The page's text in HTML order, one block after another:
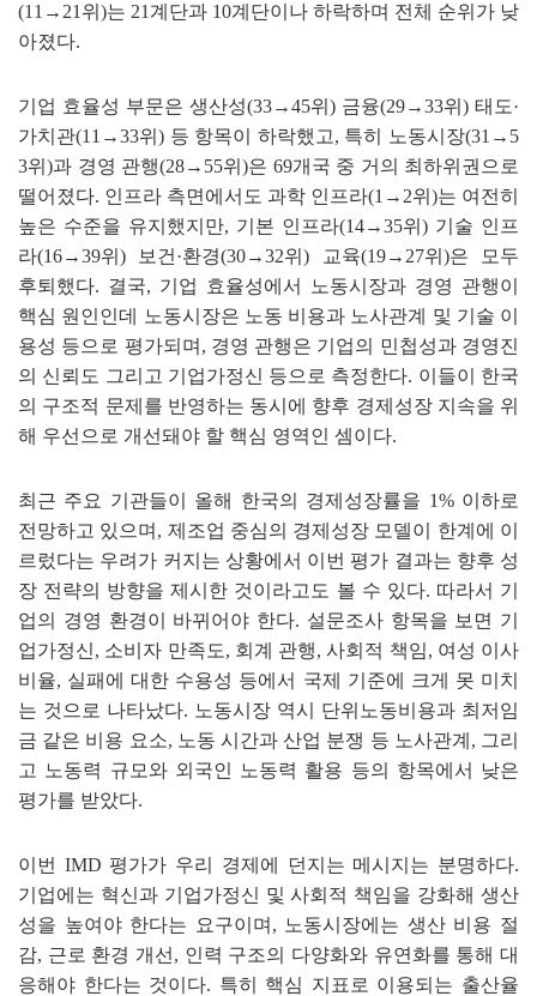
(11 → 21 위 )는 21 계단과 10계단이나 하락하며 전체 순위가 낮
아졌다.
기업 효율성 부문은 생산성(33→45위 ) 금융(29→33위 ) 태도·
가치관(11 →33위 ) 등 항목이 하락했고, 특히 노동시장(31 → 5
3위 )과 경영 관행(28→ 55위 )은 69개국 중 거의 최하위권으로
떨어졌다. 인프라 측면에서도 과학 인프라(1 → 2위 )는 여전히
높은 수준을 유지했지만, 기본 인프라(14→35위 ) 기술 인프
라(16→39위 ) 보건 ·환경(30→32위) 교육(19→ 27위 )은 모두
후퇴했다. 결국, 기업 효율성에서 노동시장과 경영 관행이
핵심 원인인데 노동시장은 노동 비용과 노사관계 및 기술 이
용성 등으로 평가되며 , 경영 관행은 기업의 민첩성과 경영진
의 신뢰도 그리고 기업가정신 등으로 측정한다. 이들이 한국
의 구조적 문제를 반영하는 동시에 향후 경제성장 지속을 위
해 우선으로 개선돼야 할 핵심 영역인 셈이다.
최근 주요 기관들이 올해 한국의 경제성장률을 1% 이하로
전망하고 있으며 , 제조업 중심의 경제성장 모델이 한계에 이
르렀다는 우려가 커지는 상황에서 이번 평가 결과는 향후 성
장 전략의 방향을 제시한 것이라고도 볼 수 있다. 따라서 기
업의 경영 환경이 바뀌어야 한다. 설문조사 항목을 보면 기
업가정신, 소비자 만족도, 회계 관행,사회적 책임, 여성 이사
비율, 실패에 대한 수용성 등에서 국제 기준에 크게 못 미치
는 것으로 나타났다. 노동시장 역시 단위노동비용과 최저임
금 같은 비용 요소, 노동 시간과 산업 분쟁 등 노사관계 , 그리
고 노동력 규모와 외국인 노동력 활용 등의 항목에서 낮은
평가를 받았다.
이번 IMD 평가가 우리 경제에 던지는 메시지는 분명하다.
기업에는 혁신과 기업가정신 및 사회적 책임을 강화해 생산
성을 높여야 한다는 요구이며 , 노동시장에는 생산 비용 절
감, 근로 환경 개선 , 인력 구조의 다양화와 유연화를 통해 대
응해야 한다는 것이다. 특히 핵심 지표로 이용되는 출산율